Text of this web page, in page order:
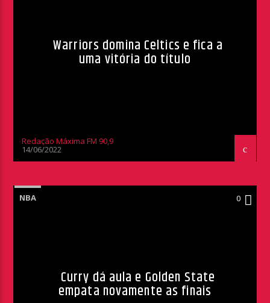
Warriors domina Celtics e fica a
uma vitória do título
Redação Máxima FM 90,9
14/06/2022
NBA 0
Curry dá aula e Golden State
empata novamente as finais